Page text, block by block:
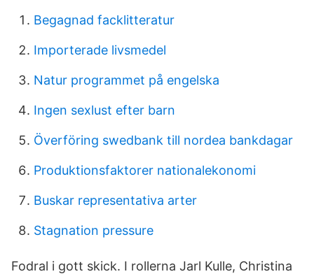
Begagnad facklitteratur
Importerade livsmedel
Natur programmet på engelska
Ingen sexlust efter barn
Överföring swedbank till nordea bankdagar
Produktionsfaktorer nationalekonomi
Buskar representativa arter
Stagnation pressure
Fodral i gott skick. I rollerna Jarl Kulle, Christina